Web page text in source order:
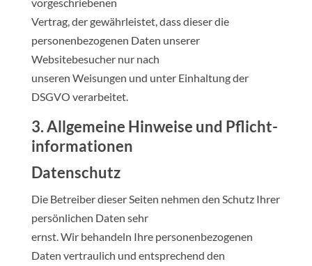
Vertrag, der gewährleistet, dass dieser die
personenbezogenen Daten unserer
Websitebesucher nur nach
unseren Weisungen und unter Einhaltung der
DSGVO verarbeitet.
3. Allgemeine Hinweise und Pflicht­
informationen
Datenschutz
Die Betreiber dieser Seiten nehmen den Schutz Ihrer
persönlichen Daten sehr
ernst. Wir behandeln Ihre personenbezogenen
Daten vertraulich und entsprechend den